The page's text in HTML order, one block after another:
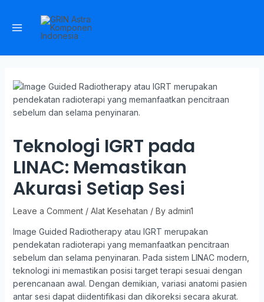
Teknologi IGRT pada
LINAC: Memastikan
Akurasi Setiap Sesi
Leave a Comment / Alat Kesehatan / By admin1
Image Guided Radiotherapy atau IGRT merupakan
pendekatan radioterapi yang memanfaatkan pencitraan
sebelum dan selama penyinaran. Pada sistem LINAC modern,
teknologi ini memastikan posisi target terapi sesuai dengan
perencanaan awal. Dengan demikian, variasi anatomi pasien
antar sesi dapat diidentifikasi dan dikoreksi secara akurat.